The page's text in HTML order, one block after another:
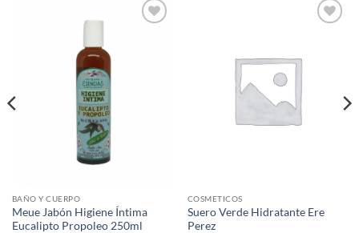
BAÑO Y CUERPO
Meue Jabón Higiene Íntima
Eucalipto Propoleo 250ml
COSMETICOS
Suero Verde Hidratante Ere
Perez